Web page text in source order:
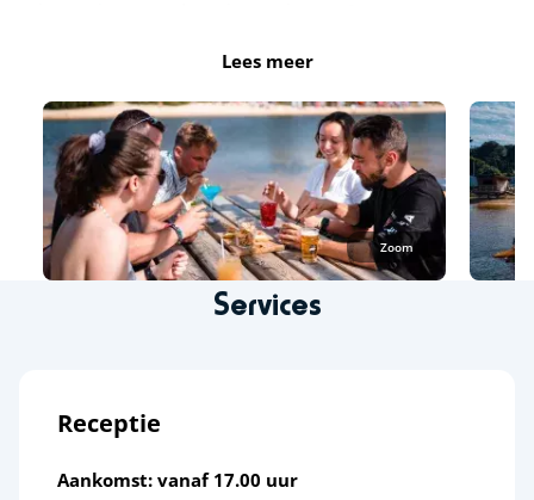
Ontspanning
Wellnessruimte <5km
Strand op korte afstand <5km
Cultuur en erfgoed
Pilat
Lees meer
Zoom
Services
Receptie
Aankomst: vanaf 17.00 uur